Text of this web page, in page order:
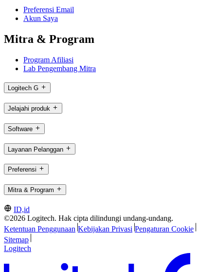
Preferensi Email
Akun Saya
Mitra & Program
Program Afiliasi
Lab Pengembang Mitra
Logitech G
Jelajahi produk
Software
Layanan Pelanggan
Preferensi
Mitra & Program
ID,id
©2026 Logitech. Hak cipta dilindungi undang-undang.
Ketentuan Penggunaan Kebijakan Privasi Pengaturan Cookie
Sitemap
Logitech